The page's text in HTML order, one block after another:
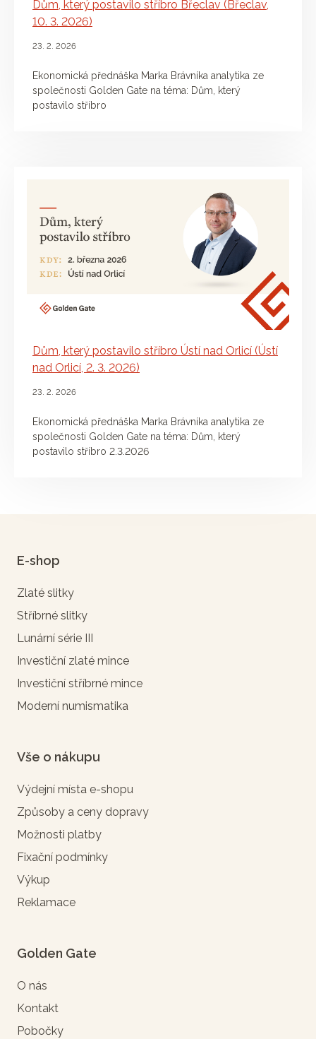
Dům, který postavilo stříbro Břeclav (Břeclav,
10. 3. 2026)
23. 2. 2026
Ekonomická přednáška Marka Brávníka analytika ze
společnosti Golden Gate na téma: Dům, který
postavilo stříbro
Dům, který postavilo stříbro Ústí nad Orlicí (Ústí
nad Orlicí, 2. 3. 2026)
23. 2. 2026
Ekonomická přednáška Marka Brávníka analytika ze
společnosti Golden Gate na téma: Dům, který
postavilo stříbro 2.3.2026
E-shop
Zlaté slitky
Stříbrné slitky
Lunární série III
Investiční zlaté mince
Investiční stříbrné mince
Moderní numismatika
Vše o nákupu
Výdejní místa e-shopu
Způsoby a ceny dopravy
Možnosti platby
Fixační podmínky
Výkup
Reklamace
Golden Gate
O nás
Kontakt
Pobočky